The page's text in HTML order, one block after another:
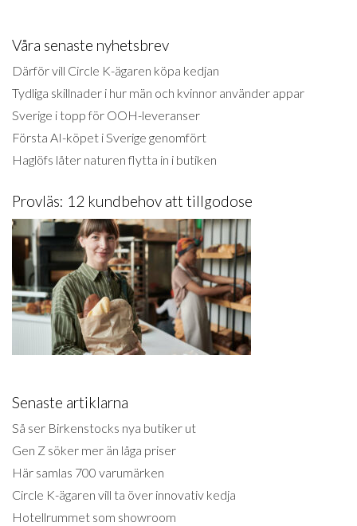
Våra senaste nyhetsbrev
Därför vill Circle K-ägaren köpa kedjan
Tydliga skillnader i hur män och kvinnor använder appar
Sverige i topp för OOH-leveranser
Första AI-köpet i Sverige genomfört
Haglöfs låter naturen flytta in i butiken
Provläs: 12 kundbehov att tillgodose
Senaste artiklarna
Så ser Birkenstocks nya butiker ut
Gen Z söker mer än låga priser
Här samlas 700 varumärken
Circle K-ägaren vill ta över innovativ kedja
Hotellrummet som showroom